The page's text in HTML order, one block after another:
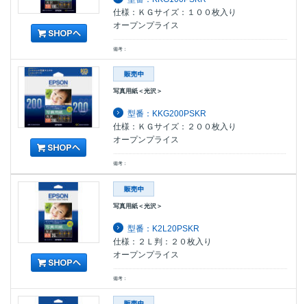
仕様：ＫＧサイズ：１００枚入り
オープンプライス
備考：
写真用紙＜光沢＞
型番：KKG200PSKR
仕様：ＫＧサイズ：２００枚入り
オープンプライス
備考：
写真用紙＜光沢＞
型番：K2L20PSKR
仕様：２Ｌ判：２０枚入り
オープンプライス
備考：